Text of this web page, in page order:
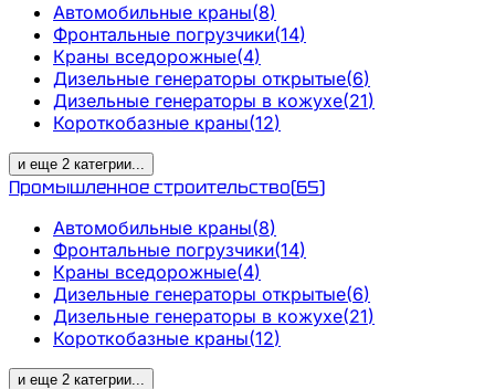
Автомобильные краны(8)
Фронтальные погрузчики(14)
Краны вседорожные(4)
Дизельные генераторы открытые(6)
Дизельные генераторы в кожухе(21)
Короткобазные краны(12)
и еще 2 категрии...
Промышленное строительство(65)
Автомобильные краны(8)
Фронтальные погрузчики(14)
Краны вседорожные(4)
Дизельные генераторы открытые(6)
Дизельные генераторы в кожухе(21)
Короткобазные краны(12)
и еще 2 категрии...